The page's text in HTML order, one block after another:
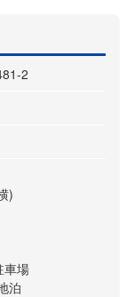
2
)
車場
泊